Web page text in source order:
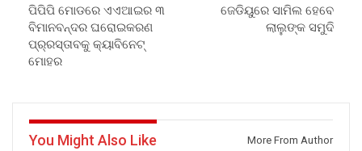
ପିପିପି ମୋଡରେ ଏଏଆଇର ୩
ବିମାନବନ୍ଦର ଘରୋଇକରଣ
ପ୍ର୍ରସ୍ତାବକୁ କ୍ୟାବିନେଟ୍
ମୋହର
ଜେଡିୟୁରେ ସାମିଲ ହେବେ
ଲାଲୁଙ୍କ ସମୁଦି
You Might Also Like More From Author